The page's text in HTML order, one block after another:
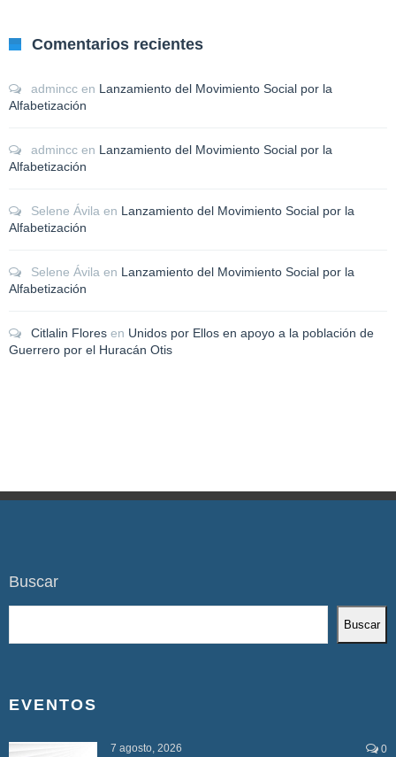
Comentarios recientes
admincc en Lanzamiento del Movimiento Social por la
Alfabetización
admincc en Lanzamiento del Movimiento Social por la
Alfabetización
Selene Ávila en Lanzamiento del Movimiento Social por la
Alfabetización
Selene Ávila en Lanzamiento del Movimiento Social por la
Alfabetización
Citlalin Flores en Unidos por Ellos en apoyo a la población de
Guerrero por el Huracán Otis
Buscar
Buscar
EVENTOS
7 agosto, 2026 0